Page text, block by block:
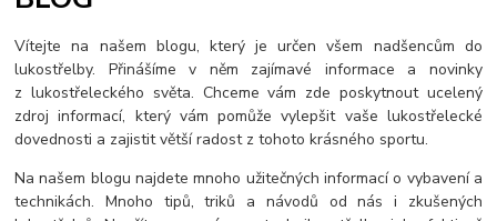
Vítejte na našem blogu, který je určen všem nadšencům do
lukostřelby. Přinášíme v něm zajímavé informace a novinky
z lukostřeleckého světa. Chceme vám zde poskytnout ucelený
zdroj informací, který vám pomůže vylepšit vaše lukostřelecké
dovednosti a zajistit větší radost z tohoto krásného sportu.
Na našem blogu najdete mnoho užitečných informací o vybavení a
technikách. Mnoho tipů, triků a návodů od nás i zkušených